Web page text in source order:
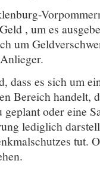
, um es
um
dass es sich um
Bereich handelt,
oder eine
lediglich
tut.